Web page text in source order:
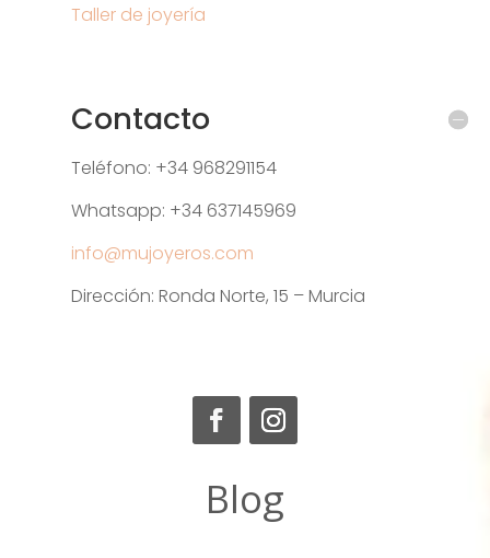
Taller de joyería
Contacto
Teléfono: +34 968291154
Whatsapp: +34 637145969
info@mujoyeros.com
Dirección: Ronda Norte, 15 – Murcia
Blog